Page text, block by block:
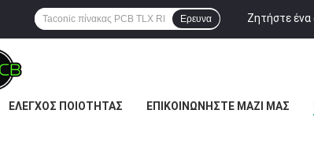
Ζητήστε
Ερευνα
ΈΛΕΓΧΟΣ ΠΟΙΌΤΗΤΑΣ ΕΠΙΚΟΙΝΩΝΉΣΤΕ ΜΑΖΊ ΜΑΣ